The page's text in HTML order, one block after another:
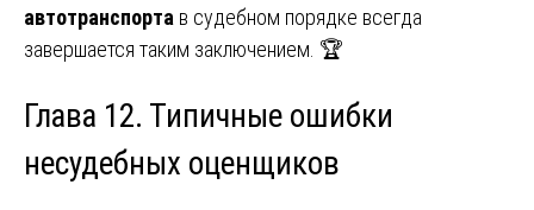
автотранспорта в судебном порядке всегда
завершается таким заключением. 🏆
Глава 12. Типичные ошибки
несудебных оценщиков